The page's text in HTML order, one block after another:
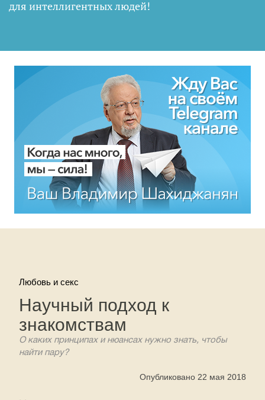
для интеллигентных людей!
Любовь и секс
Научный подход к
знакомствам
О каких принципах и нюансах нужно знать, чтобы
найти пару?
Опубликовано 22 мая 2018